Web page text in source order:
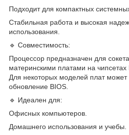
Подходит для компактных
Стабильная работа и высокая
использования.
🔹 Совместимость:
Процессор предназначен для
материнскими платами на
Для некоторых моделей плат может
обновление BIOS.
🔹 Идеален для:
Офисных компьютеров.
Домашнего использования и учебы.